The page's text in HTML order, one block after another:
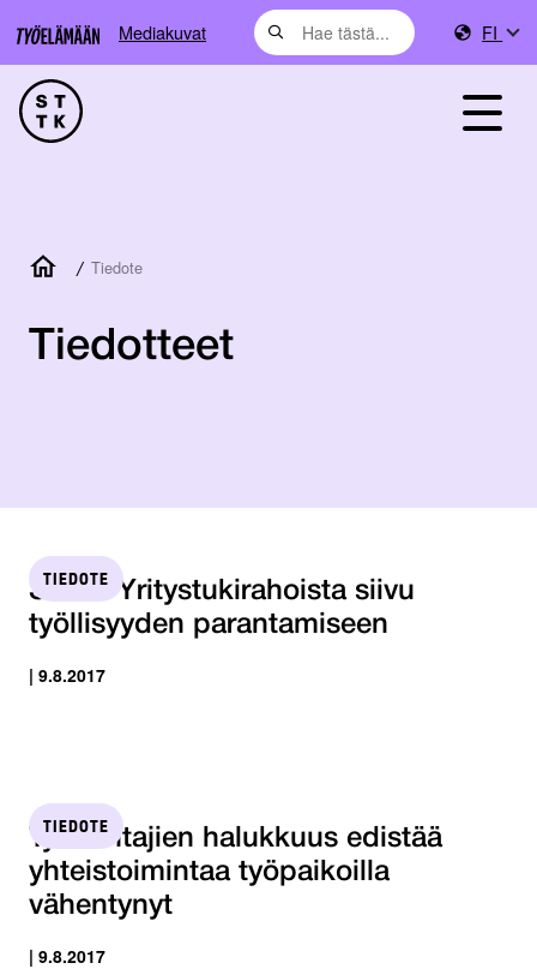
Mediakuvat FI
/ Tiedote
Tiedotteet
TIEDOTE
STTK: Yritystukirahoista siivu
työllisyyden parantamiseen
| 9.8.2017
TIEDOTE
Työnantajien halukkuus edistää
yhteistoimintaa työpaikoilla
vähentynyt
| 9.8.2017